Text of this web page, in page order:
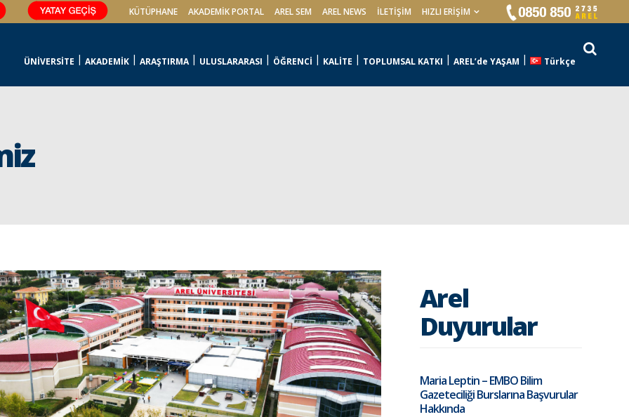
KÜTÜPHANE AKADEMİK PORTAL AREL SEM AREL NEWS İLETIŞIM HIZLI ERİŞİM
ÜNİVERSİTE AKADEMİK ARAŞTIRMA ULUSLARARASI ÖĞRENCİ KALİTE TOPLUMSAL KATKI AREL’de YAŞAM Türkçe
Arel
Duyurular
Maria Leptin – EMBO Bilim
Gazeteciliği Burslarına Başvurular
Hakkında